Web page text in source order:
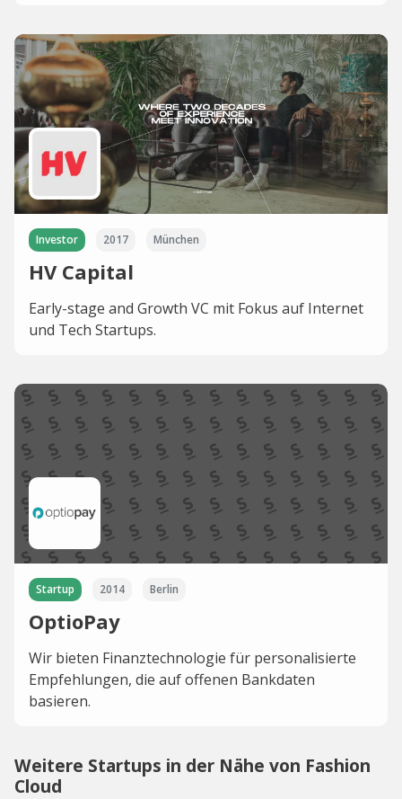
Investor 2017 München
HV Capital
Early-stage and Growth VC mit Fokus auf Internet
und Tech Startups.
Startup 2014 Berlin
OptioPay
Wir bieten Finanztechnologie für personalisierte
Empfehlungen, die auf offenen Bankdaten
basieren.
Weitere Startups in der Nähe von Fashion
Cloud